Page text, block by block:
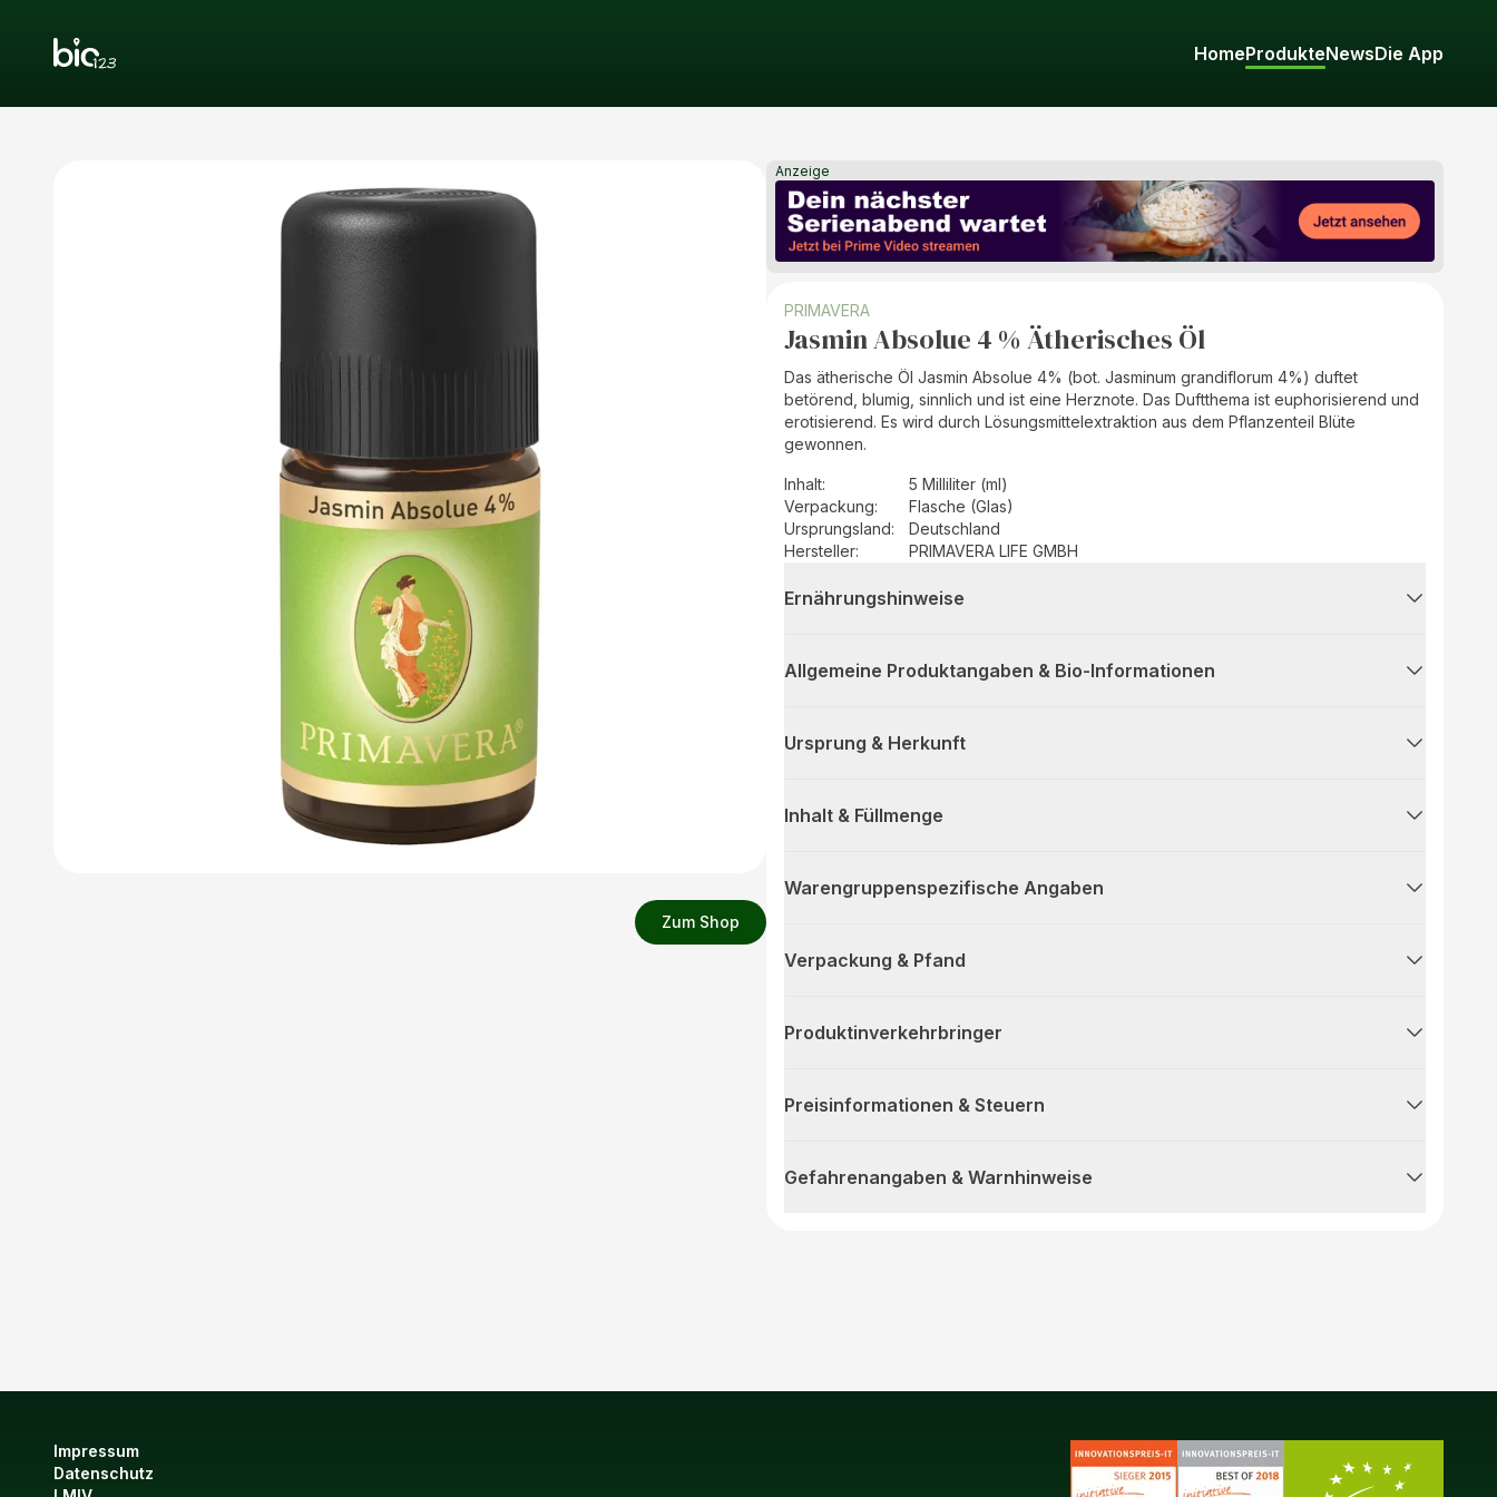
HomeProdukteNewsDie App
Zum Shop
Anzeige
PRIMAVERA
Jasmin Absolue 4 % Ätherisches Öl
Das ätherische Öl Jasmin Absolue 4% (bot. Jasminum grandiflorum 4%) duftet
betörend, blumig, sinnlich und ist eine Herznote. Das Duftthema ist euphorisierend und
erotisierend. Es wird durch Lösungsmittelextraktion aus dem Pflanzenteil Blüte
gewonnen.
Inhalt:
5 Milliliter (ml)
Verpackung:
Flasche (Glas)
Ursprungsland:
Deutschland
Hersteller: PRIMAVERA LIFE GMBH
Ernährungshinweise
Allgemeine Produktangaben & Bio-Informationen
Ursprung & Herkunft
Inhalt & Füllmenge
Warengruppenspezifische Angaben
Verpackung & Pfand
Produktinverkehrbringer
Preisinformationen & Steuern
Gefahrenangaben & Warnhinweise
Impressum
Datenschutz